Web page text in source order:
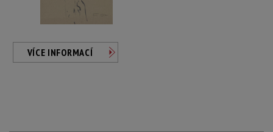
VÍCE INFORMACÍ